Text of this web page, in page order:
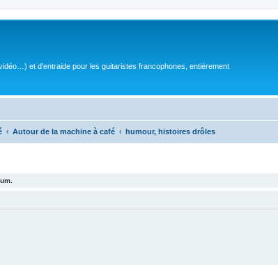
et d'entraide pour les guitaristes francophones, entièrement
Autour de la machine à café humour, histoires drôles